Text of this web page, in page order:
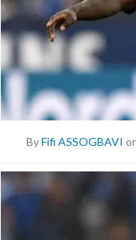
ByFifi ASSOGBAVI